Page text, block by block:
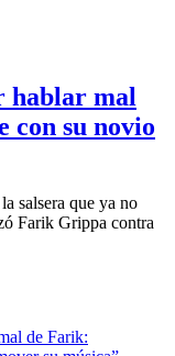
hablar mal
con su novio
salsera que ya no
Farik Grippa contra